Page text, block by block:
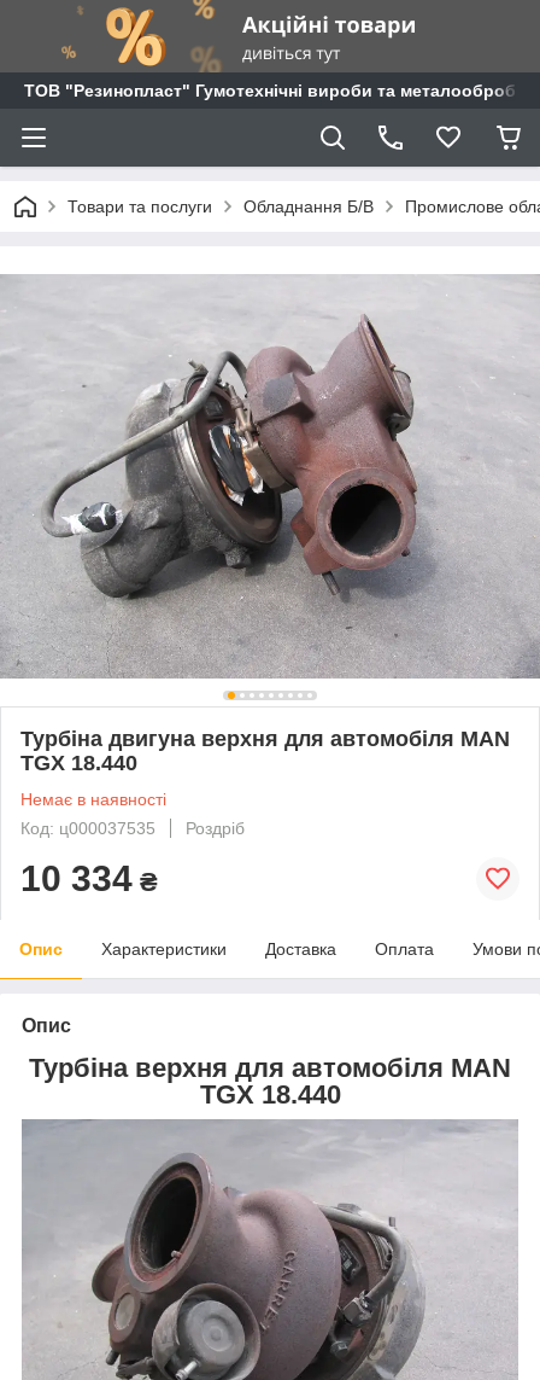
ТОВ "Резинопласт" Гумотехнічні вироби та металообробка
Товари та послуги Обладнання Б/В Промислове
Турбіна двигуна верхня для автомобіля MAN
TGX 18.440
Немає в наявності
Код: ц000037535
Роздріб
10 334 ₴
Опис Характеристики Доставка Оплата Умови
Опис
Турбіна верхня для автомобіля MAN
TGX 18.440